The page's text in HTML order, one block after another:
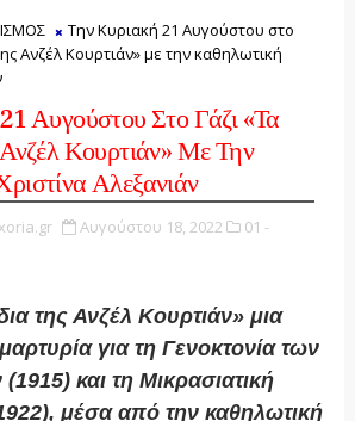
Την Κυριακή 21 Αυγούστου στο
Ανζέλ Κουρτιάν» με την καθηλωτική
Αυγούστου Στο Γάζι «Τα
Κουρτιάν» Με Την
Αλεξανιάν
Αυγούστου 18, 2022
01 -
της Ανζέλ Κουρτιάν» μια
για τη Γενοκτονία των
και τη Μικρασιατική
μέσα από την καθηλωτική